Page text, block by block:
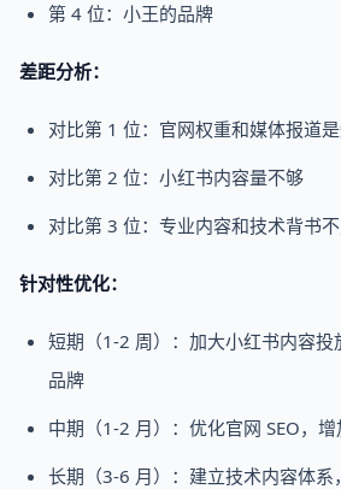
第 4 位：小王的品牌
差距分析：
对比第 1 位：官网权重和媒体报道
对比第 2 位：小红书内容量不够
对比第 3 位：专业内容和技术背书
针对性优化：
短期（1-2 周）：加大小红书内容
品牌
中期（1-2 月）：优化官网 SEO，
长期（3-6 月）：建立技术内容体系